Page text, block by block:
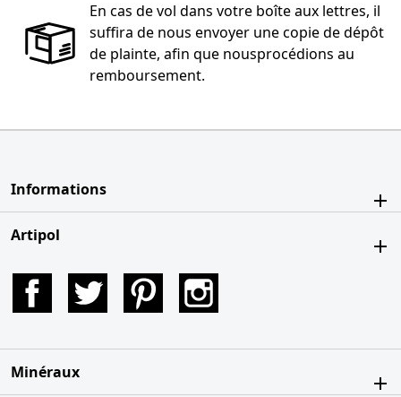
En cas de vol dans votre boîte aux lettres, il
suffira de nous envoyer une copie de dépôt
de plainte, afin que nousprocédions au
remboursement.
Informations
Artipol
Facebook Twitter Pinterest
Minéraux